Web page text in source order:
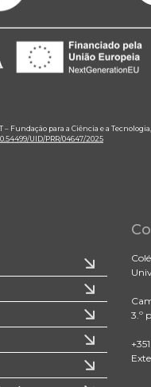
para a Ciência e a
UID/PRR/04647/2025
3.º